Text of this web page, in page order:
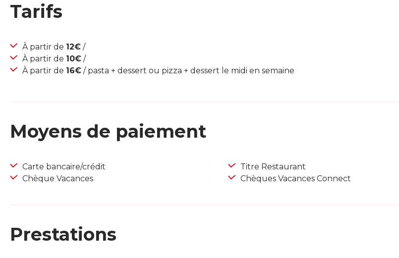
Tarifs
À partir de 12€ /
À partir de 10€ /
À partir de 16€ / pasta + dessert ou pizza + dessert le midi en semaine
Moyens de paiement
Carte bancaire/crédit
Chèque Vacances
Titre Restaurant
Chèques Vacances Connect
Prestations